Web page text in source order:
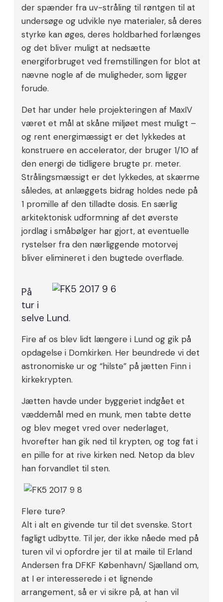
der spænder fra uv-stråling til røntgen til at
undersøge og udvikle nye materialer, så deres
styrke kan øges, deres holdbarhed forlænges
og det bliver muligt at nedsætte
energiforbruget ved fremstillingen for blot at
nævne nogle af de muligheder, som ligger
forude.
Det har under hele projekteringen af MaxIV
været et mål at skåne miljøet mest muligt –
og rent energimæssigt er det lykkedes at
konstruere en accelerator, der bruger 1/10 af
den energi de tidligere brugte pr. meter.
Strålingsmæssigt er det lykkedes, at skærme
således, at anlæggets bidrag holdes nede på
1 promille af den tilladte dosis. En særlig
arkitektonisk udformning af det øverste
jordlag i småbølger har gjort, at eventuelle
rystelser fra den nærliggende motorvej
bliver elimineret i den bugtede overflade.
På
tur i
selve Lund.
Fire af os blev lidt længere i Lund og gik på
opdagelse i Domkirken. Her beundrede vi det
astronomiske ur og “hilste” på jætten Finn i
kirkekrypten.
Jætten havde under byggeriet indgået et
væddemål med en munk, men tabte dette
og blev meget vred over nederlaget,
hvorefter han gik ned til krypten, og tog fat i
en pille for at rive kirken ned. Netop da blev
han forvandlet til sten.
Flere ture?
Alt i alt en givende tur til det svenske. Stort
fagligt udbytte. Til jer, der ikke nåede med på
turen vil vi opfordre jer til at maile til Erland
Andersen fra DFKF København/ Sjælland om,
at I er interesserede i et lignende
arrangement, så er vi sikre på, at han vil